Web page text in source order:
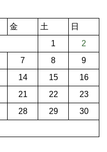
金 土
日
1
2
7 8
9
14 15
16
21 22
23
28 29
30